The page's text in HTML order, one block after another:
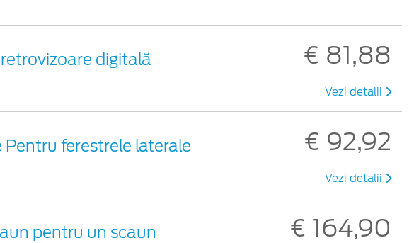
digitală € 81,88
Vezi detalii
ferestrele laterale € 92,92
Vezi detalii
pentru un scaun € 164,90